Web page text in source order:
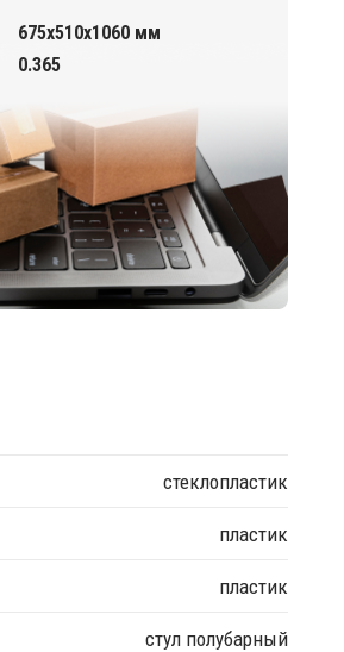
675х510х1060 мм
0.365
стеклопластик
пластик
пластик
стул полубарный